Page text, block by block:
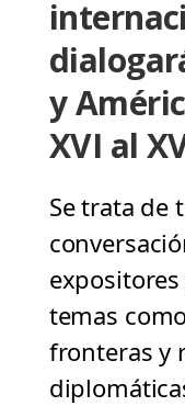
y
XVI al
Se trata de
temas
fronteras y